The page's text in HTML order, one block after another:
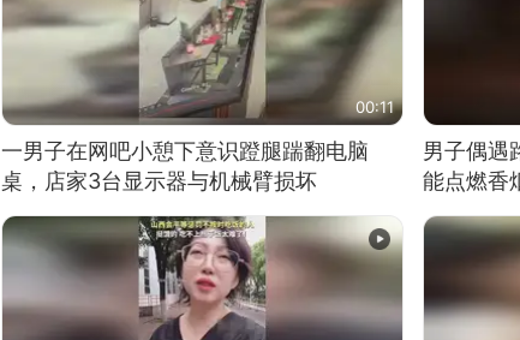
00:11
一男子在网吧小憩下意识蹬腿踹翻电脑
桌，店家3台显示器与机械臂损坏
男子偶遇
能点燃香